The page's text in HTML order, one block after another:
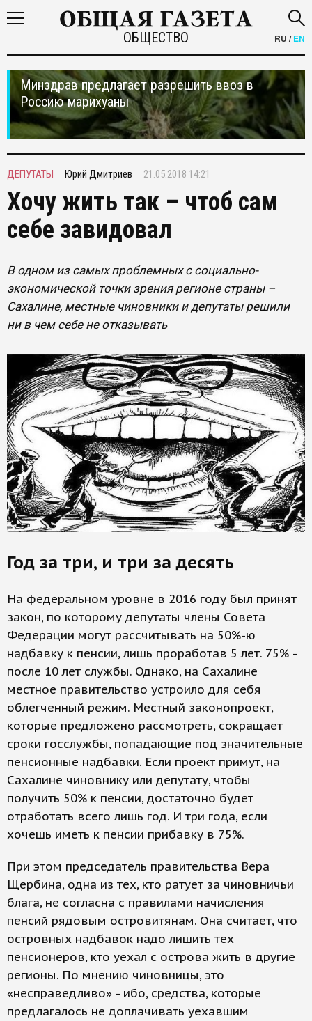
ОБЩЕСТВО RU /EN
Минздрав предлагает разрешить ввоз в
Россию марихуаны
ДЕПУТАТЫ Юрий Дмитриев 21.05.2018 14:21
Хочу жить так – чтоб сам
себе завидовал
В одном из самых проблемных с социально-
экономической точки зрения регионе страны –
Сахалине, местные чиновники и депутаты решили
ни в чем себе не отказывать
Год за три, и три за десять
На федеральном уровне в 2016 году был принят
закон, по которому депутаты члены Совета
Федерации могут рассчитывать на 50%-ю
надбавку к пенсии, лишь проработав 5 лет. 75% -
после 10 лет службы. Однако, на Сахалине
местное правительство устроило для себя
облегченный режим. Местный законопроект,
которые предложено рассмотреть, сокращает
сроки госслужбы, попадающие под значительные
пенсионные надбавки. Если проект примут, на
Сахалине чиновнику или депутату, чтобы
получить 50% к пенсии, достаточно будет
отработать всего лишь год. И три года, если
хочешь иметь к пенсии прибавку в 75%.
При этом председатель правительства Вера
Щербина, одна из тех, кто ратует за чиновничьи
блага, не согласна с правилами начисления
пенсий рядовым островитянам. Она считает, что
островных надбавок надо лишить тех
пенсионеров, кто уехал с острова жить в другие
регионы. По мнению чиновницы, это
«несправедливо» - ибо, средства, которые
предлагалось не доплачивать уехавшим